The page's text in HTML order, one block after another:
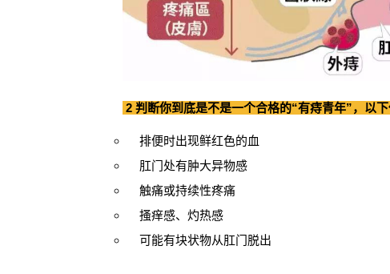
2 判断你到底是不是一个合格的“有痔青年”，以
排便时出现鲜红色的血
肛门处有肿大异物感
触痛或持续性疼痛
搔痒感、灼热感
可能有块状物从肛门脱出